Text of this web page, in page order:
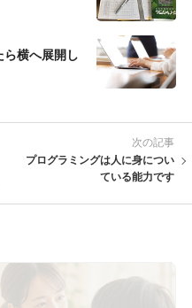
横へ展開し
次の記事
プログラミングは人に身につい
ている能力です